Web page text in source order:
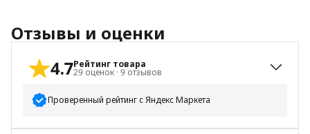
Отзывы и оценки
4.7Рейтинг товара
29 оценок · 9 отзывов
Проверенный рейтинг с Яндекс Маркета